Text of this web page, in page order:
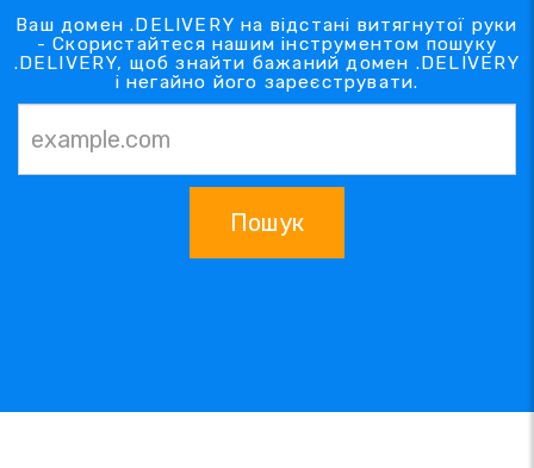
Ваш домен .DELIVERY на відстані витягнутої руки
- Скористайтеся нашим інструментом пошуку
.DELIVERY, щоб знайти бажаний домен .DELIVERY
і негайно його зареєструвати.
Пошук